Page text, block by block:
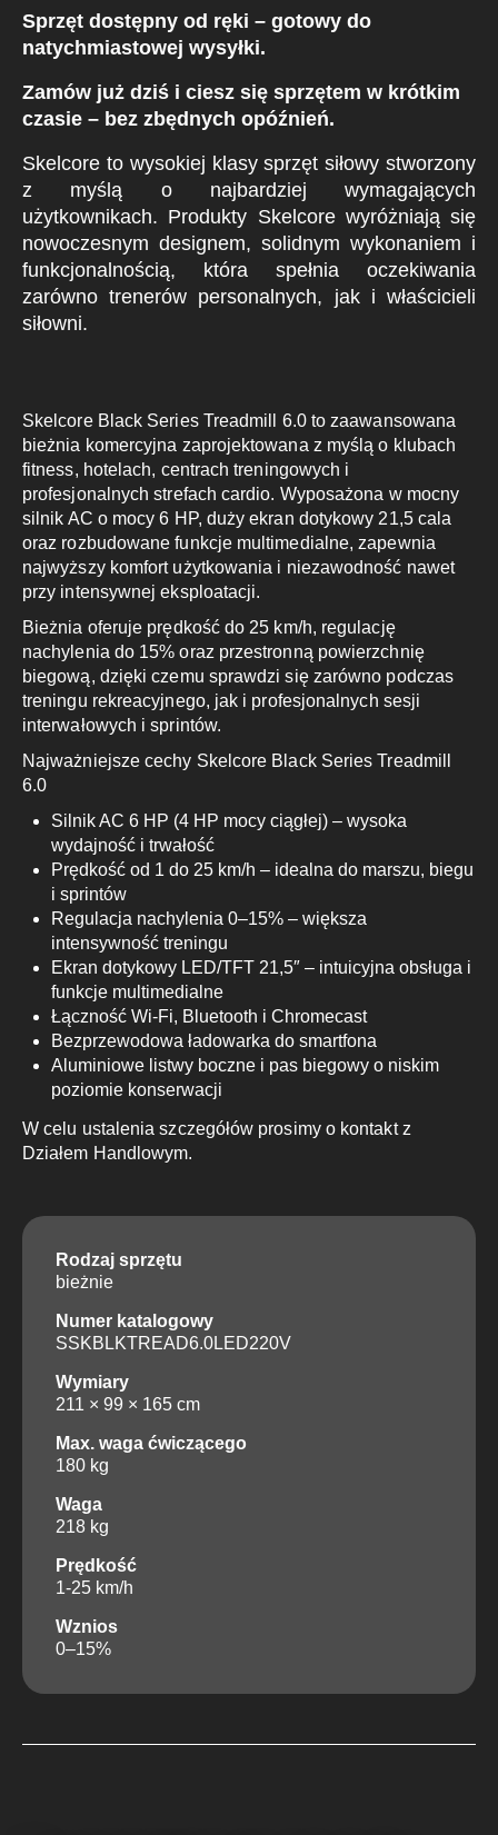
Sprzęt dostępny od ręki – gotowy do
natychmiastowej wysyłki.
Zamów już dziś i ciesz się sprzętem w krótkim
czasie – bez zbędnych opóźnień.
Skelcore to wysokiej klasy sprzęt siłowy stworzony
z myślą o najbardziej wymagających
użytkownikach. Produkty Skelcore wyróżniają się
nowoczesnym designem, solidnym wykonaniem i
funkcjonalnością, która spełnia oczekiwania
zarówno trenerów personalnych, jak i właścicieli
siłowni.
Skelcore Black Series Treadmill 6.0 to zaawansowana
bieżnia komercyjna zaprojektowana z myślą o klubach
fitness, hotelach, centrach treningowych i
profesjonalnych strefach cardio. Wyposażona w mocny
silnik AC o mocy 6 HP, duży ekran dotykowy 21,5 cala
oraz rozbudowane funkcje multimedialne, zapewnia
najwyższy komfort użytkowania i niezawodność nawet
przy intensywnej eksploatacji.
Bieżnia oferuje prędkość do 25 km/h, regulację
nachylenia do 15% oraz przestronną powierzchnię
biegową, dzięki czemu sprawdzi się zarówno podczas
treningu rekreacyjnego, jak i profesjonalnych sesji
interwałowych i sprintów.
Najważniejsze cechy Skelcore Black Series Treadmill
6.0
Silnik AC 6 HP (4 HP mocy ciągłej) – wysoka
wydajność i trwałość
Prędkość od 1 do 25 km/h – idealna do marszu, biegu
i sprintów
Regulacja nachylenia 0–15% – większa
intensywność treningu
Ekran dotykowy LED/TFT 21,5″ – intuicyjna obsługa i
funkcje multimedialne
Łączność Wi-Fi, Bluetooth i Chromecast
Bezprzewodowa ładowarka do smartfona
Aluminiowe listwy boczne i pas biegowy o niskim
poziomie konserwacji
W celu ustalenia szczegółów prosimy o kontakt z
Działem Handlowym.
Rodzaj sprzętu
bieżnie
Numer katalogowy
SSKBLKTREAD6.0LED220V
Wymiary
211 × 99 × 165 cm
Max. waga ćwiczącego
180 kg
Waga
218 kg
Prędkość
1-25 km/h
Wznios
0–15%